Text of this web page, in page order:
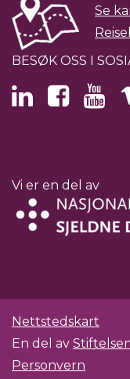
Se
BESØK OSS I
Vi er en del av
Nettstedskart
En del av
Personvern